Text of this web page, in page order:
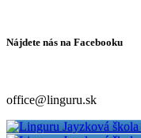
Nájdete nás na Facebooku
office@linguru.sk